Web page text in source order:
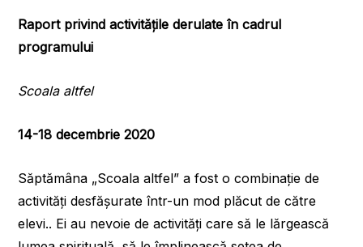
Raport privind activităţile derulate în cadrul
programului
Scoala altfel
14-18 decembrie 2020
Săptămâna „Scoala altfel” a fost o combinaţie de
activităţi desfăşurate într-un mod plăcut de către
elevi.. Ei au nevoie de activităţi care să le lărgească